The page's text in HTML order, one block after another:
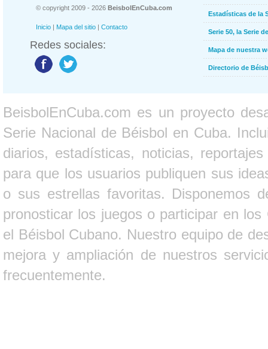
© copyright 2009 - 2026 BeisbolEnCuba.com
Inicio | Mapa del sitio | Contacto
Redes sociales:
Estadísticas de la
Serie 50, la Serie
Mapa de nuestra
Directorio de
BeisbolEnCuba.com es un proyecto
Serie Nacional de Béisbol en Cuba.
diarios, estadísticas, noticias,
para que los usuarios publiquen sus
o sus estrellas favoritas. Disponemos
pronosticar los juegos o participar en
el Béisbol Cubano. Nuestro equipo de
mejora y ampliación de nuestros
frecuentemente.